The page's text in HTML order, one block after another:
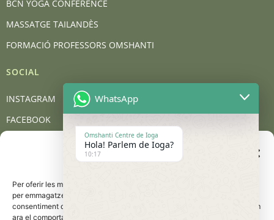
Gestionar el consentiment
de les galetes
Per oferir les millors experiències, utilitzem tecnologies com les galetes
per emmagatzemar i/o accedir a la informació del dispositiu. El
consentiment d'aquestes tecnologies ens permetrà processar dades com
ara el comportament de navegació o les identificacions úniques en
BCN YOGA CONFERENCE
MASSATGE TAILANDÈS
FORMACIÓ PROFESSORS OMSHANTI
SOCIAL
INSTAGRAM
FACEBOOK
CONTACT
Carrer de Barcelona, 95, 08401 Granollers
WhatsApp
Omshanti Centre de Ioga
Hola! Parlem de Ioga?
10:17